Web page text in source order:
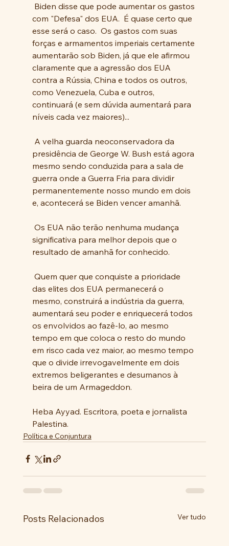
com "Defesa" dos EUA.  É quase certo que
esse será o caso.  Os gastos com suas
forças e armamentos imperiais certamente
aumentarão sob Biden, já que ele afirmou
claramente que a agressão dos EUA
contra a Rússia, China e todos os outros,
como Venezuela, Cuba e outros,
continuará (e sem dúvida aumentará para
níveis cada vez maiores)...
presidência de George W. Bush está agora
mesmo sendo conduzida para a sala de
guerra onde a Guerra Fria para dividir
permanentemente nosso mundo em dois
e, acontecerá se Biden vencer amanhã.
significativa para melhor depois que o
resultado de amanhã for conhecido.
das elites dos EUA permanecerá o
mesmo, construirá a indústria da guerra,
aumentará seu poder e enriquecerá todos
os envolvidos ao fazê-lo, ao mesmo
tempo em que coloca o resto do mundo
em risco cada vez maior, ao mesmo tempo
que o divide irrevogavelmente em dois
extremos beligerantes e desumanos à
beira de um Armageddon.
Heba Ayyad. Escritora, poeta e jornalista
Palestina.
Política e Conjuntura
Posts Relacionados Ver tudo